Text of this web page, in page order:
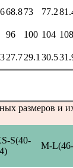
68.873 77.2
96 100 104 108
27.729.1 30.5
размеров и
S(40-
M-